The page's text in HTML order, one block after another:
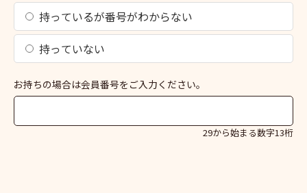
持っているが番号がわからない
持っていない
お持ちの場合は会員番号をご入力ください。
29から始まる数字13桁